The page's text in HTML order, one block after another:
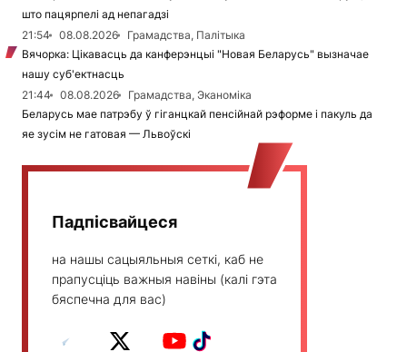
што пацярпелі ад непагадзі
21:54
08.08.2026
Грамадства, Палітыка
Вячорка: Цікавасць да канферэнцыі "Новая Беларусь" вызначае
нашу суб'ектнасць
21:44
08.08.2026
Грамадства, Эканоміка
Беларусь мае патрэбу ў гіганцкай пенсійнай рэформе і пакуль да
яе зусім не гатовая — Львоўскі
Падпісвайцеся
на нашы сацыяльныя сеткі, каб не
прапусціць важныя навіны (калі гэта
бяспечна для вас)